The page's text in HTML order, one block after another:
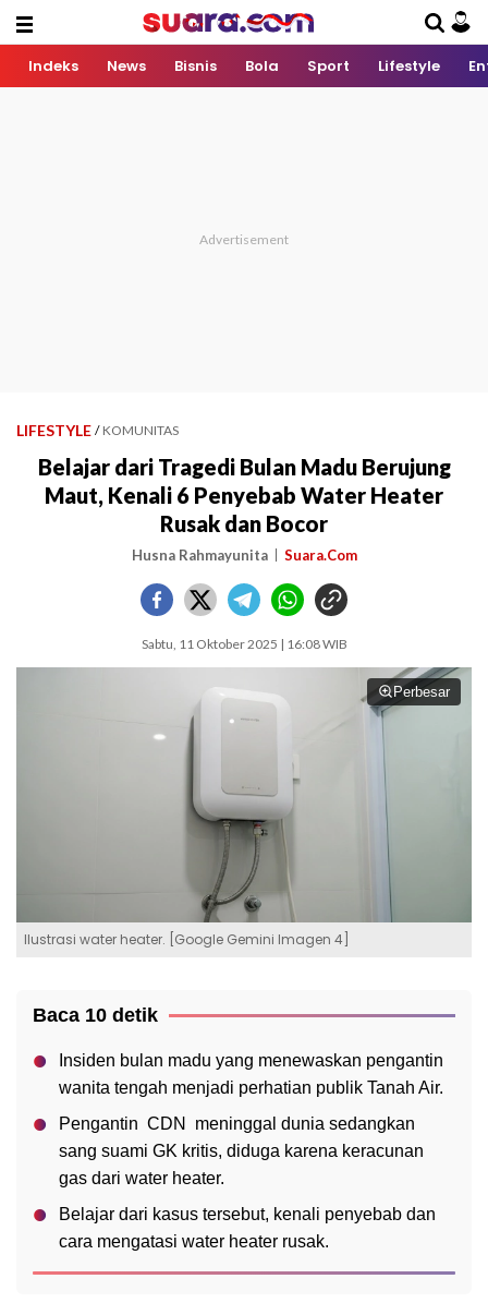
Indeks News Bisnis Bola Sport Lifestyle
LIFESTYLE / KOMUNITAS
Belajar dari Tragedi Bulan Madu Berujung
Maut, Kenali 6 Penyebab Water Heater
Rusak dan Bocor
Husna Rahmayunita Suara.Com
Sabtu, 11 Oktober 2025 | 16:08 WIB
Perbesar
Ilustrasi water heater. [Google Gemini Imagen 4]
Baca 10 detik
Insiden bulan madu yang menewaskan pengantin
wanita tengah menjadi perhatian publik Tanah Air.
Pengantin CDN meninggal dunia sedangkan
sang suami GK kritis, diduga karena keracunan
gas dari water heater.
Belajar dari kasus tersebut, kenali penyebab dan
cara mengatasi water heater rusak.